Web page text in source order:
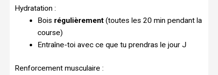
Hydratation :
Bois régulièrement(toutes les 20 min pendant la
course)
Entraîne-toi avec ce que tu prendras le jour J
Renforcement musculaire :